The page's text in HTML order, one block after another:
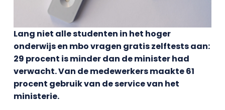
Lang niet alle studenten in het hoger
onderwijs en mbo vragen gratis zelftests aan:
29 procent is minder dan de minister had
verwacht. Van de medewerkers maakte 61
procent gebruik van de service van het
ministerie.